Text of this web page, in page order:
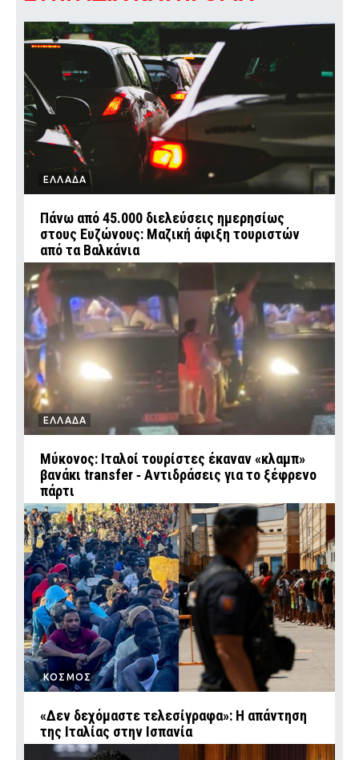
ΕΛΛΑΔΑ
Πάνω από 45.000 διελεύσεις ημερησίως
στους Ευζώνους: Μαζική άφιξη τουριστών
από τα Βαλκάνια
ΕΛΛΑΔΑ
Μύκονος: Ιταλοί τουρίστες έκαναν «κλαμπ»
βανάκι transfer ‑ Αντιδράσεις για το ξέφρενο
πάρτι
ΚΟΣΜΟΣ
«Δεν δεχόμαστε τελεσίγραφα»: Η απάντηση
της Ιταλίας στην Ισπανία